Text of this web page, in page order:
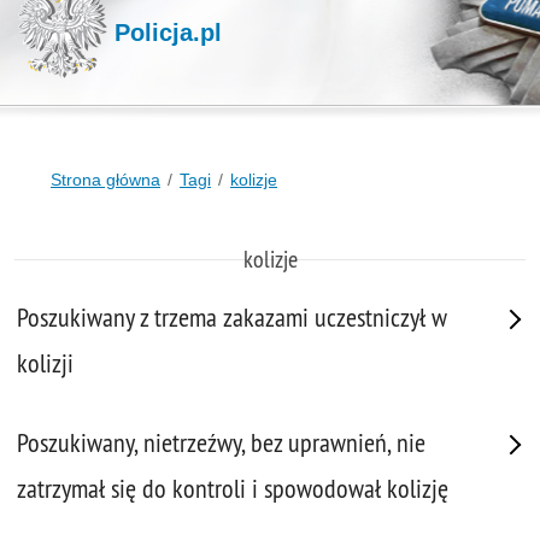
Policja.pl
Strona główna Tagi kolizje
kolizje
Poszukiwany z trzema zakazami uczestniczył w
kolizji
Poszukiwany, nietrzeźwy, bez uprawnień, nie
zatrzymał się do kontroli i spowodował kolizję